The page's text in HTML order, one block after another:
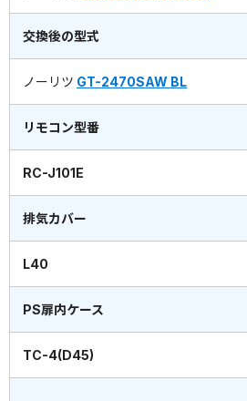
交換後の型式
ノーリツ GT-2470SAW BL
リモコン型番
RC-J101E
排気カバー
L40
PS扉内ケース
TC-4(D45)